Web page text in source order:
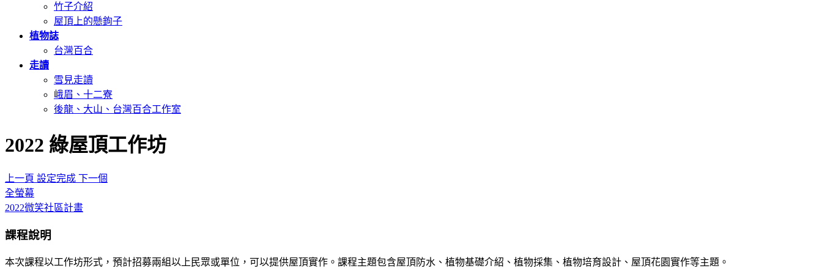
竹子介紹
屋頂上的懸鉤子
植物誌
台灣百合
走讀
雪見走讀
峨眉、十二寮
後龍、大山、台灣百合工作室
2022 綠屋頂工作坊
上一頁 設定完成 下一個
全螢幕
2022微笑社區計畫
課程說明
本次課程以工作坊形式，預計招募兩組以上民眾或單位，可以提供屋頂實作。課程主題包含屋頂防水、植物基礎介紹、植物採集、植物培育設計、屋頂花園實作等主題。